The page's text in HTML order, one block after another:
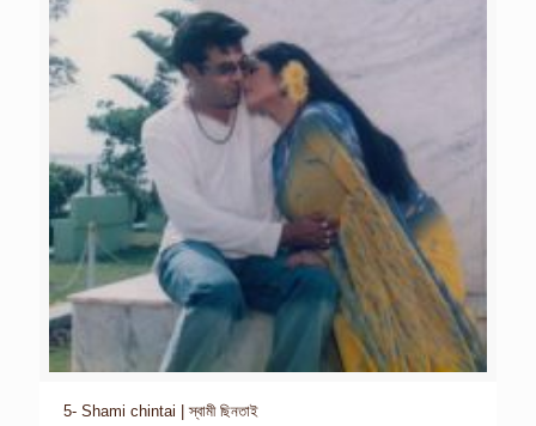
5- Shami chintai | স্বামী ছিনতাই